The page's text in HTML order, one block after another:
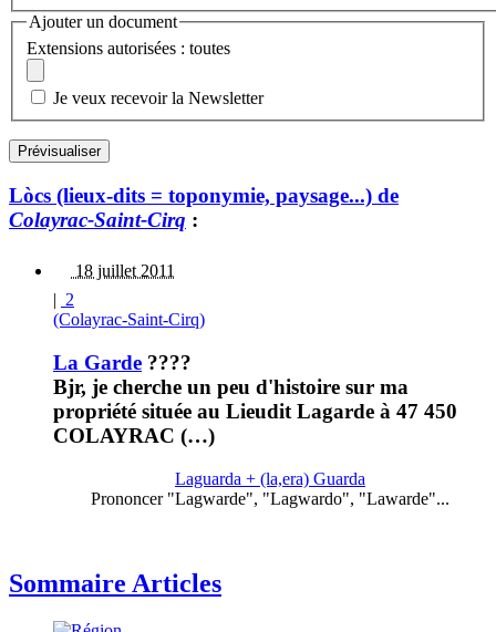
Ajouter un document
Extensions autorisées : toutes
Je veux recevoir la Newsletter
Lòcs (lieux-dits = toponymie, paysage...) de
Colayrac-Saint-Cirq :
18 juillet 2011
| 2
(Colayrac-Saint-Cirq)
La Garde ????
Bjr, je cherche un peu d'histoire sur ma
propriété située au Lieudit Lagarde à 47 450
COLAYRAC (…)
Laguarda + (la,era) Guarda
Prononcer "Lagwarde", "Lagwardo", "Lawarde"...
Sommaire Articles